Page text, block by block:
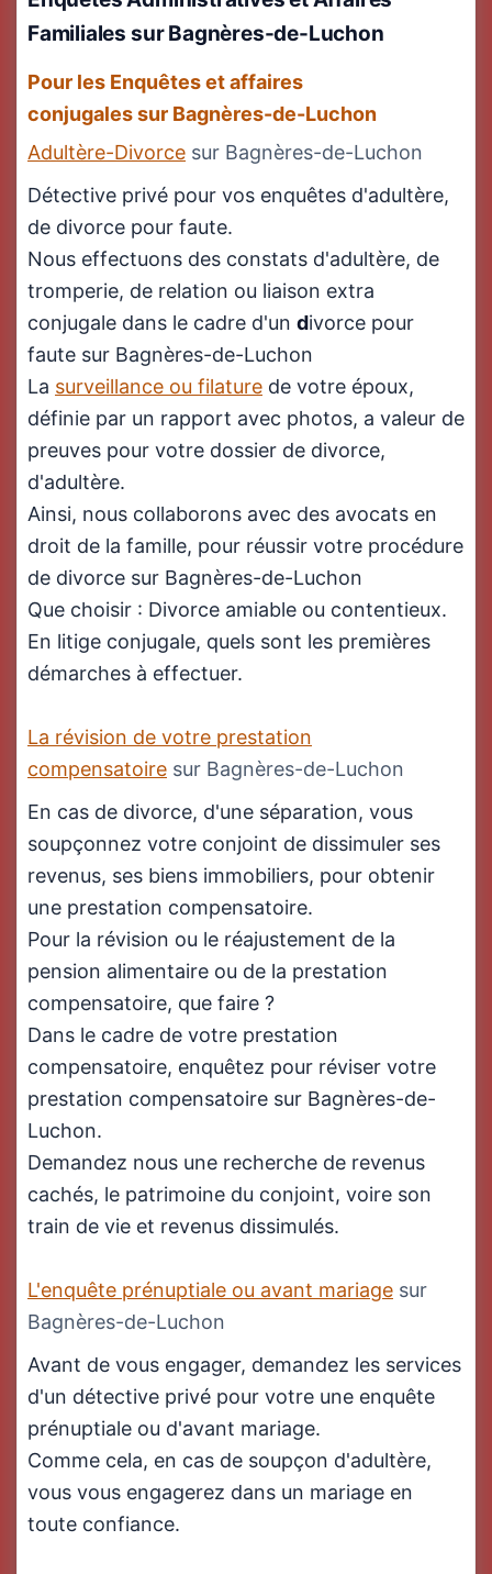
Familiales sur Bagnères-de-Luchon
Pour les Enquêtes et affaires
conjugales sur Bagnères-de-Luchon
Adultère-Divorce sur Bagnères-de-Luchon
Détective privé pour vos enquêtes d'adultère,
de divorce pour faute.
Nous effectuons des constats d'adultère, de
tromperie, de relation ou liaison extra
conjugale dans le cadre d'un divorce pour
faute sur Bagnères-de-Luchon
La surveillance ou filature de votre époux,
définie par un rapport avec photos, a valeur de
preuves pour votre dossier de divorce,
d'adultère.
Ainsi, nous collaborons avec des avocats en
droit de la famille, pour réussir votre procédure
de divorce sur Bagnères-de-Luchon
Que choisir : Divorce amiable ou contentieux.
En litige conjugale, quels sont les premières
démarches à effectuer.
La révision de votre prestation
compensatoire sur Bagnères-de-Luchon
En cas de divorce, d'une séparation, vous
soupçonnez votre conjoint de dissimuler ses
revenus, ses biens immobiliers, pour obtenir
une prestation compensatoire.
Pour la révision ou le réajustement de la
pension alimentaire ou de la prestation
compensatoire, que faire ?
Dans le cadre de votre prestation
compensatoire, enquêtez pour réviser votre
prestation compensatoire sur Bagnères-de-
Luchon.
Demandez nous une recherche de revenus
cachés, le patrimoine du conjoint, voire son
train de vie et revenus dissimulés.
L'enquête prénuptiale ou avant mariage sur
Bagnères-de-Luchon
Avant de vous engager, demandez les services
d'un détective privé pour votre une enquête
prénuptiale ou d'avant mariage.
Comme cela, en cas de soupçon d'adultère,
vous vous engagerez dans un mariage en
toute confiance.